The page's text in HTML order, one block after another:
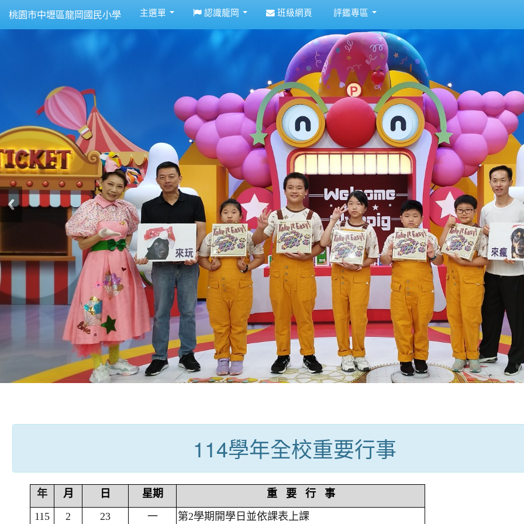
桃園市中壢區龍岡國民小學 主選單 認識龍岡 班級網頁 評鑑專區
114學年全校重要行事
年 月 日 星期
重 要 行 事
115
2 23 一 第2學期開學日並依課表上課